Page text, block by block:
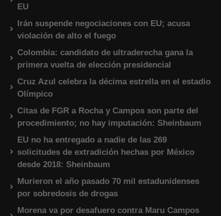
EU
Irán suspende negociaciones con EU; acusa
violación de alto el fuego
Colombia: candidato de ultraderecha gana la
primera vuelta de elección presidencial
Cruz Azul celebra la décima estrella en el estadio
Olímpico
Citas de FGR a Rocha y Campos son parte del
procedimiento; no hay imputación: Sheinbaum
EU no ha entregado a nadie de las 269
solicitudes de extradición hechas por México
desde 2018: Sheinbaum
Murieron el año pasado 70 mil estadunidenses
por sobredosis de drogas
Morena va por desafuero contra Maru Campos